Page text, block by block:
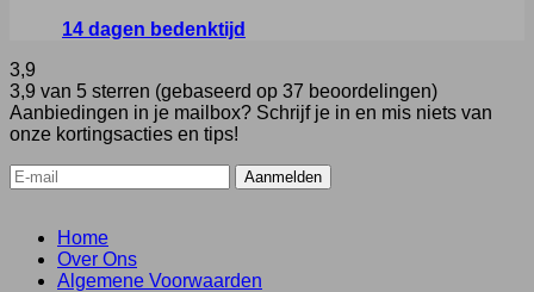
14 dagen bedenktijd
3,9
3,9 van 5 sterren (gebaseerd op 37 beoordelingen)
Aanbiedingen in je mailbox? Schrijf je in en mis niets van
onze kortingsacties en tips!
Home
Over Ons
Algemene Voorwaarden